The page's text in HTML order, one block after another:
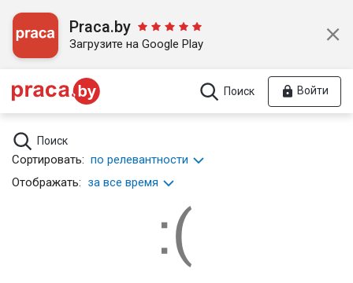
Praca.by
Загрузите на Google Play
Поиск Войти
Поиск
Сортировать: по релевантности
Отображать: за все время